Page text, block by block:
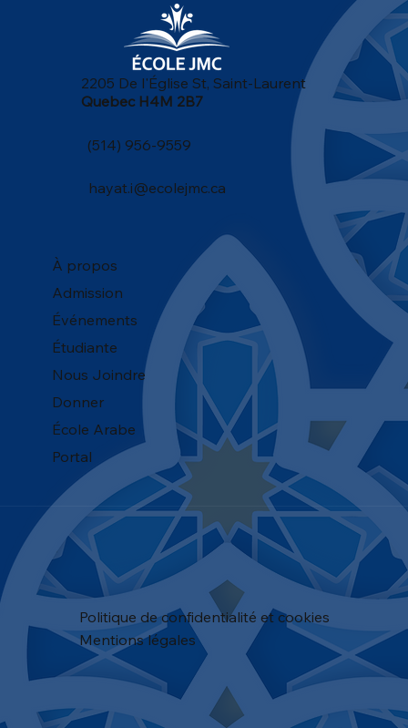
2205 De l'Église St, Saint-Laurent
Quebec H4M 2B7
(514) 956-9559
hayat.i@ecolejmc.ca
Événements
Nous Joindre
Donner
​École Arabe
Portal
Admission
Étudiante
À propos
Politique de confidentialité et cookies
Mentions légales